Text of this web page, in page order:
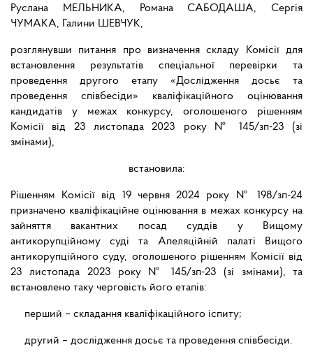
Руслана МЕЛЬНИКА, Романа САБОДАША, Сергія
ЧУМАКА, Галини ШЕВЧУК,
розглянувши питання про визначення складу Комісії для
встановлення результатів спеціальної перевірки та
проведення другого етапу «Дослідження досьє та
проведення співбесіди» кваліфікаційного оцінювання
кандидатів у межах конкурсу, оголошеного рішенням
Комісії від 23 листопада 2023 року № 145/зп-23 (зі
змінами),
встановила:
Рішенням Комісії від 19 червня 2024 року № 198/зп-24
призначено кваліфікаційне оцінювання в межах конкурсу на
зайняття вакантних посад суддів у Вищому
антикорупційному суді та Апеляційній палаті Вищого
антикорупційного суду, оголошеного рішенням Комісії від
23 листопада 2023 року № 145/зп-23 (зі змінами), та
встановлено таку черговість його етапів:
перший – складання кваліфікаційного іспиту;
другий – дослідження досьє та проведення співбесіди.